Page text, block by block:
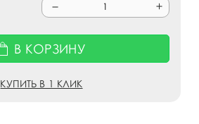
В КОРЗИНУ
КУПИТЬ В 1 КЛИК